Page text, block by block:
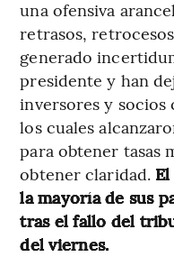
una ofensiva
retrasos,
generado
presidente y han
inversores y socios
los cuales
para obtener tasas
obtener claridad.
la mayoría de sus
tras el fallo del
del viernes.